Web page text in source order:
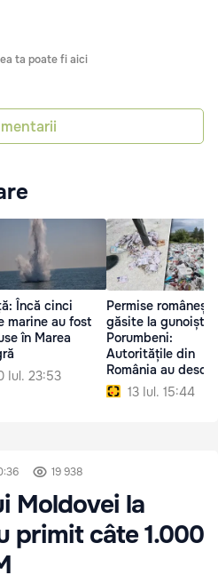
ta poate fi aici
Încă cinci
marine au fost
în Marea
Iul. 23:53
Permise românești,
găsite la
Porumbeni:
Autoritățile din
România au
anchetă13 Iul. 15:44
19 938
Moldovei la
primit câte 1.000